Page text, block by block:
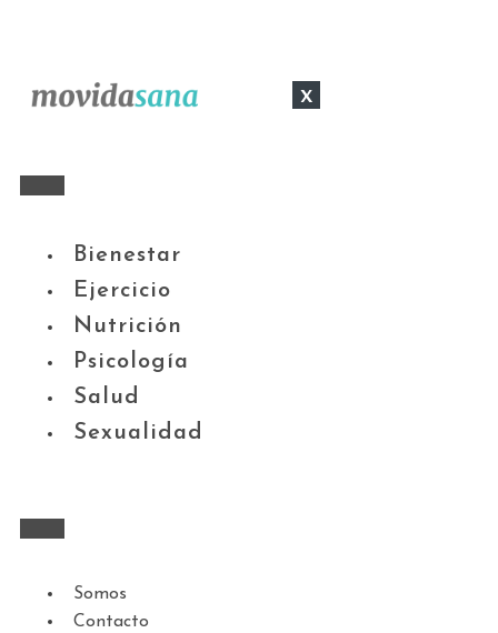
x
Bienestar
Ejercicio
Nutrición
Psicología
Salud
Sexualidad
Somos
Contacto